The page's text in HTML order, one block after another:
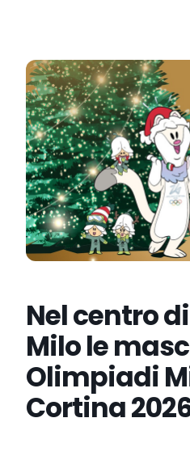
Nel centro
Milo le
Olimpiadi
Cortina